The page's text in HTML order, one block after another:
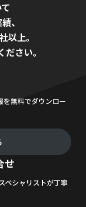
、
以上。
さい。
を無料でダウンロー
せ
ペシャリストが丁寧